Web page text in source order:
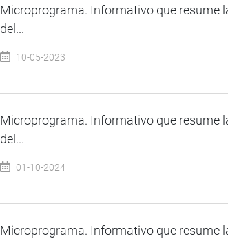
Microprograma. Informativo que resume
del...
10-05-2023
Microprograma. Informativo que resume
del...
01-10-2024
Microprograma. Informativo que resume